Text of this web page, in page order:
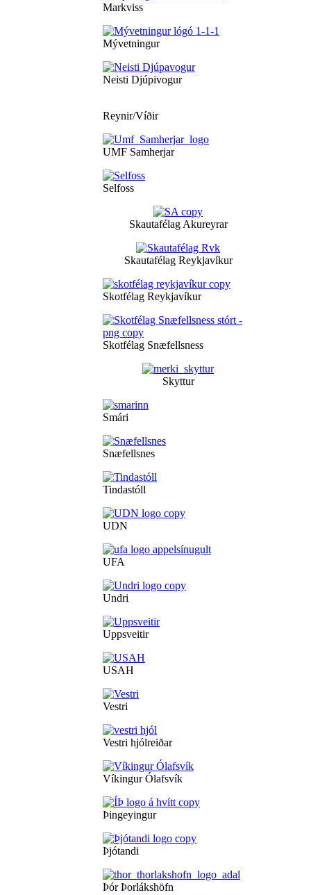
Markviss
Mývetningur
Neisti Djúpivogur
Reynir/Víðir
UMF Samherjar
Selfoss
Skautafélag Akureyrar
Skautafélag Reykjavíkur
Skotfélag Reykjavíkur
Skotfélag Snæfellsness
Skyttur
Smári
Snæfellsnes
Tindastóll
UDN
UFA
Undri
Uppsveitir
USAH
Vestri
Vestri hjólreiðar
Víkingur Ólafsvík
Þingeyingur
Þjótandi
Þór Þorlákshöfn